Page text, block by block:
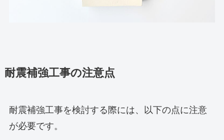
耐震補強工事の注意点
耐震補強工事を検討する際には、以下の点に注意
が必要です。